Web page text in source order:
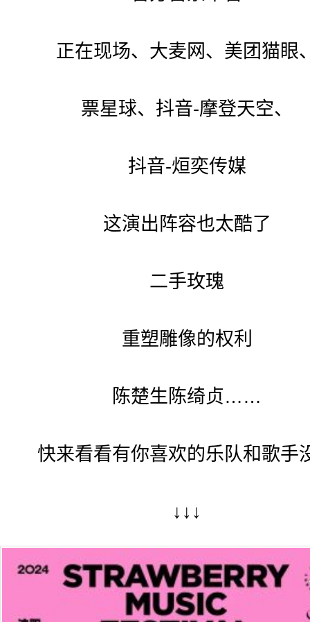
正在现场、大麦网、美团猫眼
票星球、抖音-摩登天空、
抖音-烜奕传媒
这演出阵容也太酷了
二手玫瑰
重塑雕像的权利
陈楚生陈绮贞……
快来看看有你喜欢的乐队和歌手
↓↓↓